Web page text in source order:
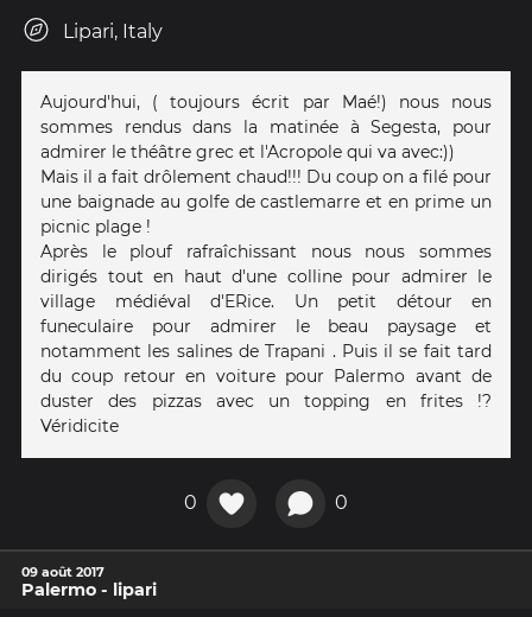
Lipari, Italy
Aujourd'hui, ( toujours écrit par Maé!) nous nous
sommes rendus dans la matinée à Segesta, pour
admirer le théâtre grec et l'Acropole qui va avec:))
Mais il a fait drôlement chaud!!! Du coup on a filé pour
une baignade au golfe de castlemarre et en prime un
picnic plage !
Après le plouf rafraîchissant nous nous sommes
dirigés tout en haut d'une colline pour admirer le
village médiéval d'ERice. Un petit détour en
funeculaire pour admirer le beau paysage et
notamment les salines de Trapani . Puis il se fait tard
du coup retour en voiture pour Palermo avant de
duster des pizzas avec un topping en frites !?
Véridicite
0 0
09 août 2017
Palermo - lipari